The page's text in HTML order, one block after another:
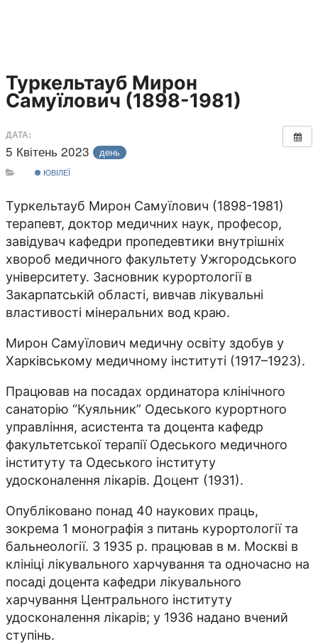
Туркельтауб Мирон
Самуїлович (1898-1981)
ДАТА:
5 Квітень 2023 день
ЮВІЛЕЇ
Туркельтауб Мирон Самуїлович (1898-1981)
терапевт, доктор медичних наук, професор,
завідувач кафедри пропедевтики внутрішніх
хвороб медичного факультету Ужгородського
університету. Засновник курортології в
Закарпатській області, вивчав лікувальні
властивості мінеральних вод краю.
Мирон Самуїлович медичну освіту здобув у
Харківському медичному інституті (1917–1923).
Працював на посадах ординатора клінічного
санаторію “Куяльник” Одеського курортного
управління, асистента та доцента кафедр
факультетської терапії Одеського медичного
інституту та Одеського інституту
удосконалення лікарів. Доцент (1931).
Опубліковано понад 40 наукових праць,
зокрема 1 монографія з питань курортології та
бальнеології. З 1935 р. працював в м. Москві в
клініці лікувального харчування та одночасно на
посаді доцента кафедри лікувального
харчування Центрального інституту
удосконалення лікарів; у 1936 надано вчений
ступінь.